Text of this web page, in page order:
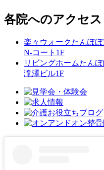
各院へのアクセス
楽々ウォークたんぽぽ
N-コート1F
リビングホームたん
滝澤ビル1F